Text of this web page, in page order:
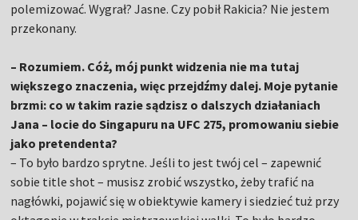
polemizować. Wygrał? Jasne. Czy pobił Rakicia? Nie jestem
przekonany.
– Rozumiem. Cóż, mój punkt widzenia nie ma tutaj
większego znaczenia, więc przejdźmy dalej. Moje pytanie
brzmi: co w takim razie sądzisz o dalszych działaniach
Jana – locie do Singapuru na UFC 275, promowaniu siebie
jako pretendenta?
– To było bardzo sprytne. Jeśli to jest twój cel – zapewnić
sobie title shot – musisz zrobić wszystko, żeby trafić na
nagłówki, pojawić się w obiektywie kamery i siedzieć tuż przy